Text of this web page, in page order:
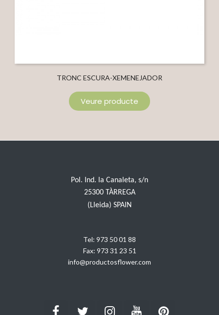
TRONC ESCURA-XEMENEJADOR
Veure producte
Pol. Ind. la Canaleta, s/n
25300 TÀRREGA
(Lleida) SPAIN
Tel: 973 50 01 88
Fax: 973 31 23 51
info@productosflower.com